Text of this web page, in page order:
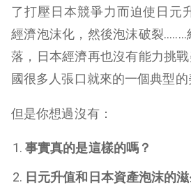
了打壓日本競爭力而迫使日元
經濟泡沫化，然後泡沫破裂..……
落，日本經濟再也沒有能力挑
國很多人張口就來的一個典型的
但是你想過沒有：
事實真的是這樣的嗎？
日元升值和日本資產泡沫的